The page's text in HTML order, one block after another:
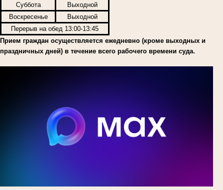
Суббота
Выходной
Воскресенье
Выходной
Перерыв на обед 13:00-13:45
Прием граждан осуществляется ежедневно (кроме выходных и
праздничных дней) в течение всего рабочего времени суда.